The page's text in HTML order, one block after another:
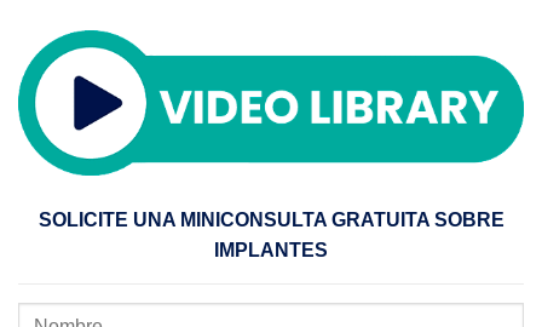
SOLICITE UNA MINICONSULTA GRATUITA SOBRE
IMPLANTES